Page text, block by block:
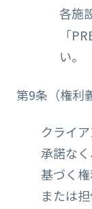
各施
「
い。
第9条（権利
クライ
承諾な
基づく
または